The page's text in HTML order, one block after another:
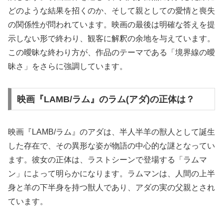
どのような結果を招くのか、そして親としての愛情と喪失
の関係性が問われています。映画の最後は明確な答えを提
示しない形で終わり、観客に解釈の余地を与えています。
この曖昧な終わり方が、作品のテーマである「境界線の曖
昧さ」をさらに強調しています。
映画『LAMB/ラム』のラム(アダ)の正体は？
映画『LAMB/ラム』のアダは、半人半羊の獣人として誕生
した存在で、その異形な姿が物語の中心的な謎となってい
ます。彼女の正体は、ラストシーンで登場する「ラムマ
ン」によって明らかになります。ラムマンは、人間の上半
身と羊の下半身を持つ獣人であり、アダの実の父親とされ
ています。